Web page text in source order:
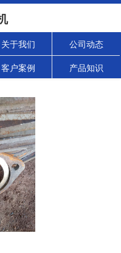
关于我们 公司动态
客户案例 产品知识